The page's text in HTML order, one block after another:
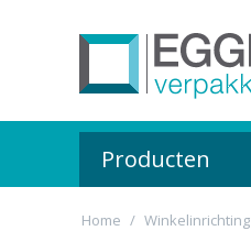
Producten
Home / Winkelinrichting